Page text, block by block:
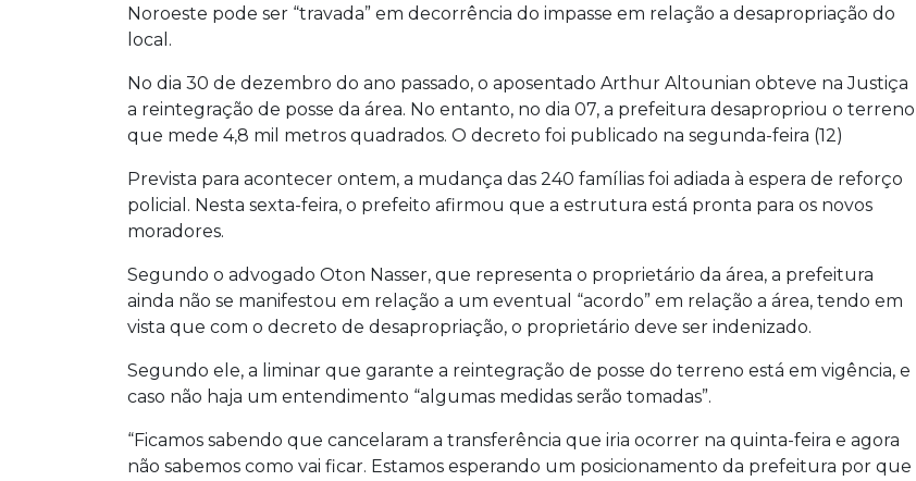
Noroeste pode ser “travada” em decorrência do impasse em relação a desapropriação do
local.
No dia 30 de dezembro do ano passado, o aposentado Arthur Altounian obteve na Justiça
a reintegração de posse da área. No entanto, no dia 07, a prefeitura desapropriou o terreno
que mede 4,8 mil metros quadrados. O decreto foi publicado na segunda-feira (12)
Prevista para acontecer ontem, a mudança das 240 famílias foi adiada à espera de reforço
policial. Nesta sexta-feira, o prefeito afirmou que a estrutura está pronta para os novos
moradores.
Segundo o advogado Oton Nasser, que representa o proprietário da área, a prefeitura
ainda não se manifestou em relação a um eventual “acordo” em relação a área, tendo em
vista que com o decreto de desapropriação, o proprietário deve ser indenizado.
Segundo ele, a liminar que garante a reintegração de posse do terreno está em vigência, e
caso não haja um entendimento “algumas medidas serão tomadas”.
“Ficamos sabendo que cancelaram a transferência que iria ocorrer na quinta-feira e agora
não sabemos como vai ficar. Estamos esperando um posicionamento da prefeitura por que